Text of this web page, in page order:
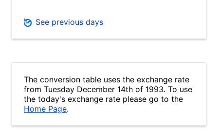
See previous days
The conversion table uses the exchange rate
from Tuesday December 14th of 1993. To use
the today's exchange rate please go to the
Home Page.